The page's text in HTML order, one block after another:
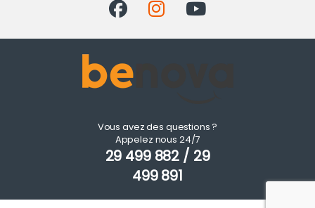
Vous avez des questions ?
Appelez nous 24/7
29 499 882 / 29
499 891